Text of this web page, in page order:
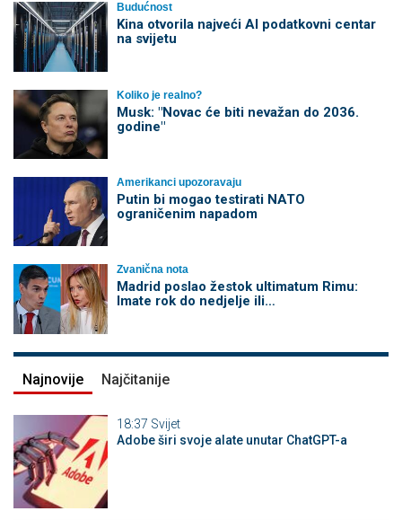
Budućnost
Kina otvorila najveći AI podatkovni centar
na svijetu
Koliko je realno?
Musk: "Novac će biti nevažan do 2036.
godine"
Amerikanci upozoravaju
Putin bi mogao testirati NATO
ograničenim napadom
Zvanična nota
Madrid poslao žestok ultimatum Rimu:
Imate rok do nedjelje ili…
Najnovije Najčitanije
18:37 Svijet
Adobe širi svoje alate unutar ChatGPT-a